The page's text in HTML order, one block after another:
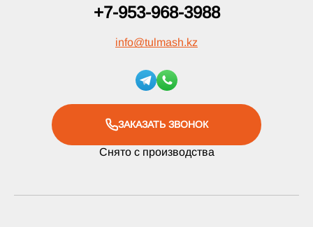
+7-953-968-3988
info@tulmash.kz
ЗАКАЗАТЬ ЗВОНОК
Снято с производства